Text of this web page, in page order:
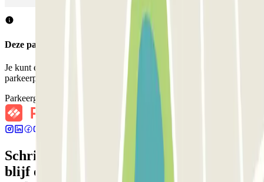
Deze parkeergarage accepteert geen reserveringen via Parclick.
Je kunt echter reserveren bij een van de nabijgelegen
parkeerplaatsen die we voorstellen.
Parkeergarages bij mij in de buurt
Schrijf je in voor onze nieuwsbrief en
blijf op de hoogte van kortingen,